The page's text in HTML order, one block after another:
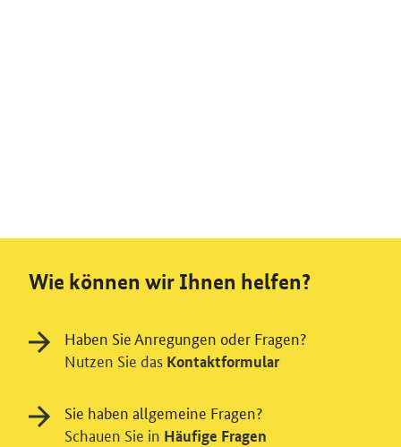
Wie können wir Ihnen helfen?
Haben Sie Anregungen oder Fragen?
Nutzen Sie das Kontaktformular
Sie haben allgemeine Fragen?
Schauen Sie in Häufige Fragen